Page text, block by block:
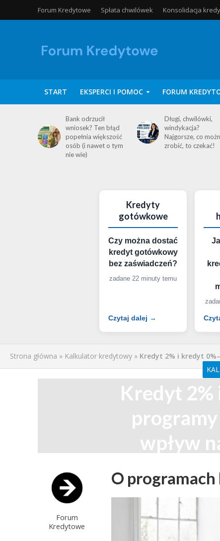
Forum Kredytowe Spłata chwilówek Konsolidacja
START EKSPERCI I POMOC FORUM
Bank odrzucił
wniosek? Ten błąd
popełnia większość
osób (i nawet o tym
nie wie)
Długi, chwilówki,
windykacja?
Najgorsze, co
zrobić, to czekać!
Kredyty
gotówkowe
Czy można dostać
kredyt gotówkowy
bez zaświadczeń?
zadane 22 minuty temu
Czytaj dalej →
Strona główna » Kalkulator kredytowy » Kredyt 2% i kredyt
Kredyt 2%
wpływ
Forum
Kredytowe
O